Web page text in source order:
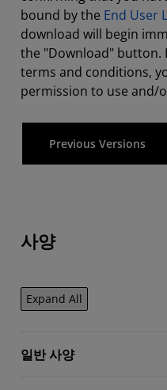
bound by the End User
download will begin
the "Download" button.
terms and conditions,
permission to use and/
Previous Versions
사양
Expand All
일반 사양